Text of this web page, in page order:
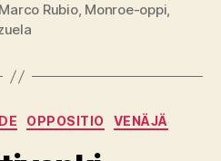
Marco Rubio, Monroe-oppi,
Kategoriat
OPPOSITIO VENÄJÄ